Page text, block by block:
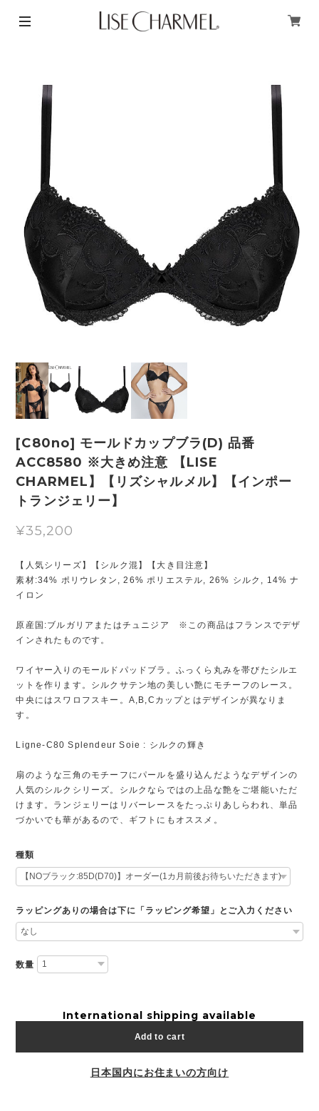
[C80no] モールドカップブラ(D) 品番
ACC8580 ※大きめ注意 【LISE
CHARMEL】【リズシャルメル】【インポー
トランジェリー】
¥35,200
【人気シリーズ】【シルク混】【大き目注意】
素材:34% ポリウレタン, 26% ポリエステル, 26% シルク, 14% ナ
イロン
原産国:ブルガリアまたはチュニジア ※この商品はフランスでデザ
インされたものです。
ワイヤー入りのモールドパッドブラ。ふっくら丸みを帯びたシルエ
ットを作ります。シルクサテン地の美しい艶にモチーフのレース。
中央にはスワロフスキー。A,B,Cカップとはデザインが異なりま
す。
Ligne-C80 Splendeur Soie : シルクの輝き
扇のような三角のモチーフにパールを盛り込んだようなデザインの
人気のシルクシリーズ。シルクならではの上品な艶をご堪能いただ
けます。ランジェリーはリバーレースをたっぷりあしらわれ、単品
づかいでも華があるので、ギフトにもオススメ。
種類
ラッピングありの場合は下に「ラッピング希望」とご入力ください
数量
International shipping available
Add to cart
日本国内にお住まいの方向け